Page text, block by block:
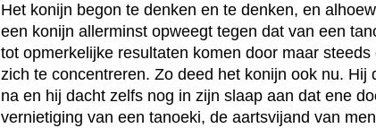
Het konijn begon te denken en te denken, en
een konijn allerminst opweegt tegen dat van een
tot opmerkelijke resultaten komen door maar steeds
zich te concentreren. Zo deed het konijn ook nu. Hij
na en hij dacht zelfs nog in zijn slaap aan dat ene
vernietiging van een tanoeki, de aartsvijand van